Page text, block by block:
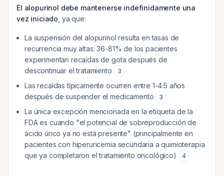
El alopurinol debe mantenerse indefinidamente una
vez iniciado , ya que:
La suspensión del alopurinol resulta en tasas de
recurrencia muy altas: 36-81% de los pacientes
experimentan recaídas de gota después de
descontinuar el tratamiento
3
Las recaídas típicamente ocurren entre 1-4.5 años
después de suspender el medicamento
3
La única excepción mencionada en la etiqueta de la
FDA es cuando "el potencial de sobreproducción de
ácido úrico ya no está presente" (principalmente en
pacientes con hiperuricemia secundaria a quimioterapia
que ya completaron el tratamiento oncológico)
4